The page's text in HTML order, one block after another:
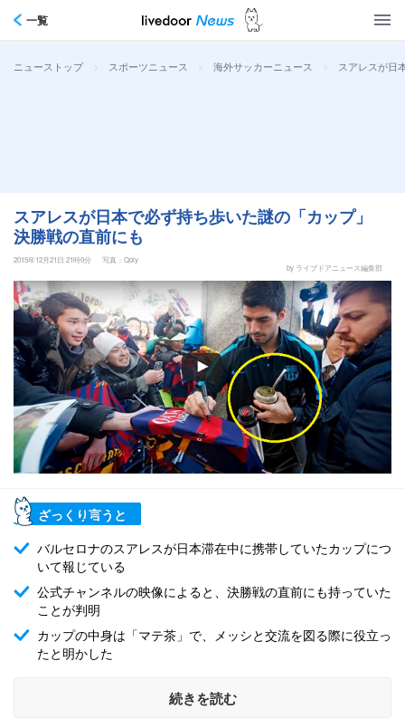
一覧
ニューストップ > スポーツニュース > 海外サッカーニュース > スアレスが日
スアレスが日本で必ず持ち歩いた謎の「カップ」
決勝戦の直前にも
2015年12月21日 21時0分
写真：Qoly
by ライブドアニュース編集部
ざっくり言うと
バルセロナのスアレスが日本滞在中に携帯していたカップにつ
いて報じている
公式チャンネルの映像によると、決勝戦の直前にも持っていた
ことが判明
カップの中身は「マテ茶」で、メッシと交流を図る際に役立っ
たと明かした
続きを読む